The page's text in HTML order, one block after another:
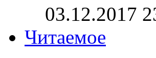
03.12.2017
Читаемое